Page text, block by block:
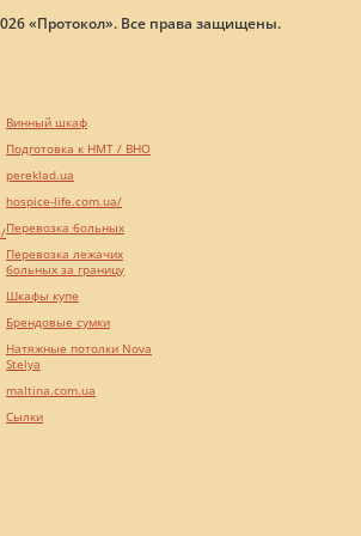
«Протокол». Все права защищены.
Винный шкаф
Подготовка к НМТ / ВНО
pereklad.ua
hospice-life.com.ua/
Перевозка больных
Перевозка лежачих
больных за границу
Шкафы купе
Брендовые сумки
Натяжные потолки Nova
Stelya
maltina.com.ua
Cылки